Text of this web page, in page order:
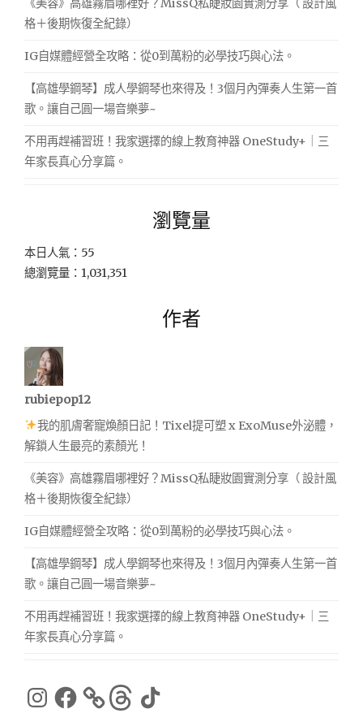
格＋後期恢復全紀錄）
IG自媒體經營全攻略：從0到萬粉的必學技巧與心法。
【高雄學鋼琴】成人學鋼琴也來得及！3個月內彈奏人生第一首
歌。讓自己圓一場音樂夢~
不用再趕補習班！我家選擇的線上教育神器 OneStudy+｜三
年家長真心分享篇。
瀏覽量
本日人氣：55
總瀏覽量：1,031,351
作者
rubiepop12
我的肌膚奢寵煥顏日記！Tixel提可塑 x ExoMuse外泌體，
解鎖人生最亮的素顏光！
《美容》高雄霧眉哪裡好？MissQ私睫妝園實測分享（ 設計風
格＋後期恢復全紀錄）
IG自媒體經營全攻略：從0到萬粉的必學技巧與心法。
【高雄學鋼琴】成人學鋼琴也來得及！3個月內彈奏人生第一首
歌。讓自己圓一場音樂夢~
不用再趕補習班！我家選擇的線上教育神器 OneStudy+｜三
年家長真心分享篇。
Instagram
Facebook ThreadsTikTok